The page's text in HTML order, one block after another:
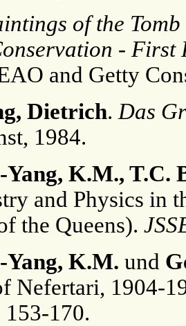
of the
- First
and Getty
Dietrich. Das
1984.
Yang, K.M., T.C.
and Physics in
the Queens).
Yang, K.M. und
Nefertari, 1904-
170.